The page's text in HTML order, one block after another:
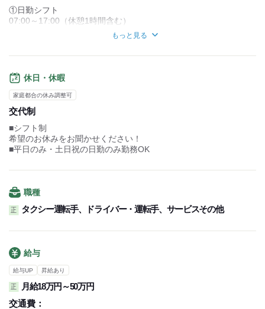
①日勤シフト
07:00～17:00（休憩1時間含む）
【月18日勤務シフト制】
2日働いて1日休みのローテーションです。
1日目：10:00～23:00（休憩2時間）
2日目：17:00～翌1:00（休憩1時間）
3日目：お休み
この3日サイクルを繰り返します。
勤務日：7:00～翌2:30（休憩3時間）
翌日：お休み
もっと見る
休日・休暇
家庭都合の休み調整可
交代制
■シフト制
希望のお休みをお聞かせください！
■平日のみ・土日祝の日勤のみ勤務OK
職種
正 タクシー運転手、ドライバー・運転手、サービスその他
給与
給与UP 昇給あり
正
月給18万円～50万円
交通費：